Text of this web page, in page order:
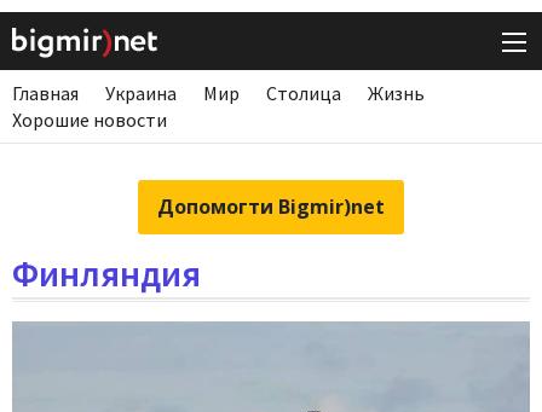
Главная Украина Мир Столица
Жизнь
Хорошие новости
Допомогти Bigmir)net
Финляндия